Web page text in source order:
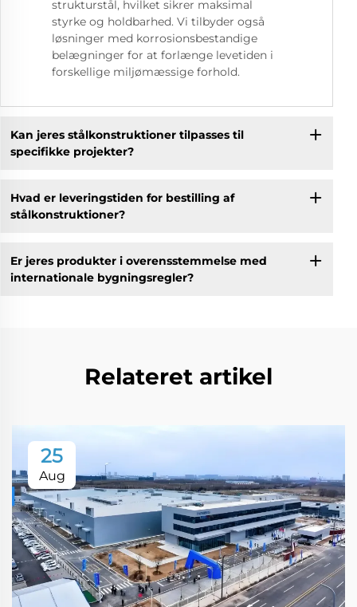
strukturstål, hvilket sikrer maksimal
styrke og holdbarhed. Vi tilbyder også
løsninger med korrosionsbestandige
belægninger for at forlænge levetiden i
forskellige miljømæssige forhold.
Kan jeres stålkonstruktioner tilpasses til
specifikke projekter?
Hvad er leveringstiden for bestilling af
stålkonstruktioner?
Er jeres produkter i overensstemmelse med
internationale bygningsregler?
Relateret artikel
25
Aug